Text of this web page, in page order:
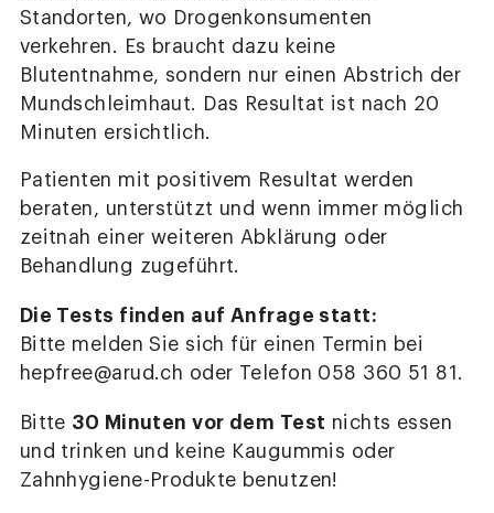
Standorten, wo Drogenkonsumenten
verkehren. Es braucht dazu keine
Blutentnahme, sondern nur einen Abstrich der
Mundschleimhaut. Das Resultat ist nach 20
Minuten ersichtlich.
Patienten mit positivem Resultat werden
beraten, unterstützt und wenn immer möglich
zeitnah einer weiteren Abklärung oder
Behandlung zugeführt.
Die Tests finden auf Anfrage statt:
Bitte melden Sie sich für einen Termin bei
hepfree@arud.ch oder Telefon 058 360 51 81.
Bitte 30 Minuten vor dem Test nichts essen
und trinken und keine Kaugummis oder
Zahnhygiene-Produkte benutzen!